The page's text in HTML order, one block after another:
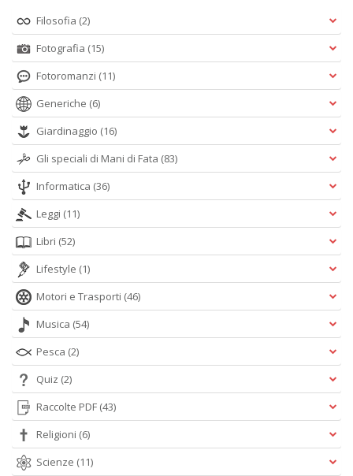
Filosofia (2)
Fotografia (15)
Fotoromanzi (11)
Generiche (6)
Giardinaggio (16)
Gli speciali di Mani di Fata (83)
Informatica (36)
Leggi (11)
Libri (52)
Lifestyle (1)
Motori e Trasporti (46)
Musica (54)
Pesca (2)
Quiz (2)
Raccolte PDF (43)
Religioni (6)
Scienze (11)